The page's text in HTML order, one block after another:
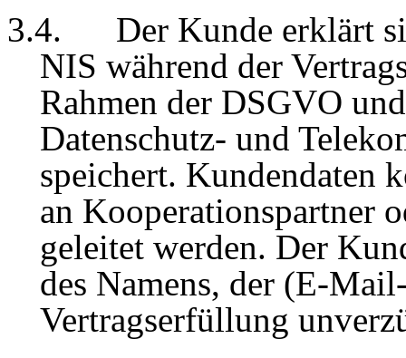
3.4.
Der Kunde erklärt
NIS während der
Rahmen der DSGVO
Datenschutz- und
speichert. Kundendaten
an Kooperationspartner
geleitet werden. Der
des Namens, der (E-
Vertragserfüllung